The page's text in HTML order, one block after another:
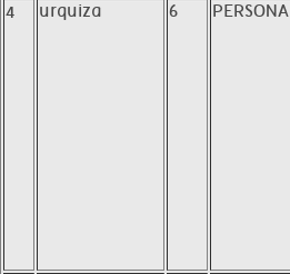
4 urquiza 6 PERSONA